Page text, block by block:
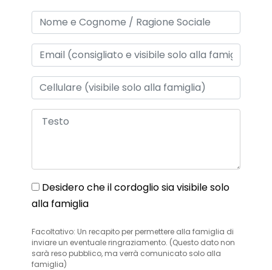
Desidero che il cordoglio sia visibile solo
alla famiglia
Facoltativo: Un recapito per permettere alla famiglia di
inviare un eventuale ringraziamento. (Questo dato non
sarà reso pubblico, ma verrà comunicato solo alla
famiglia)